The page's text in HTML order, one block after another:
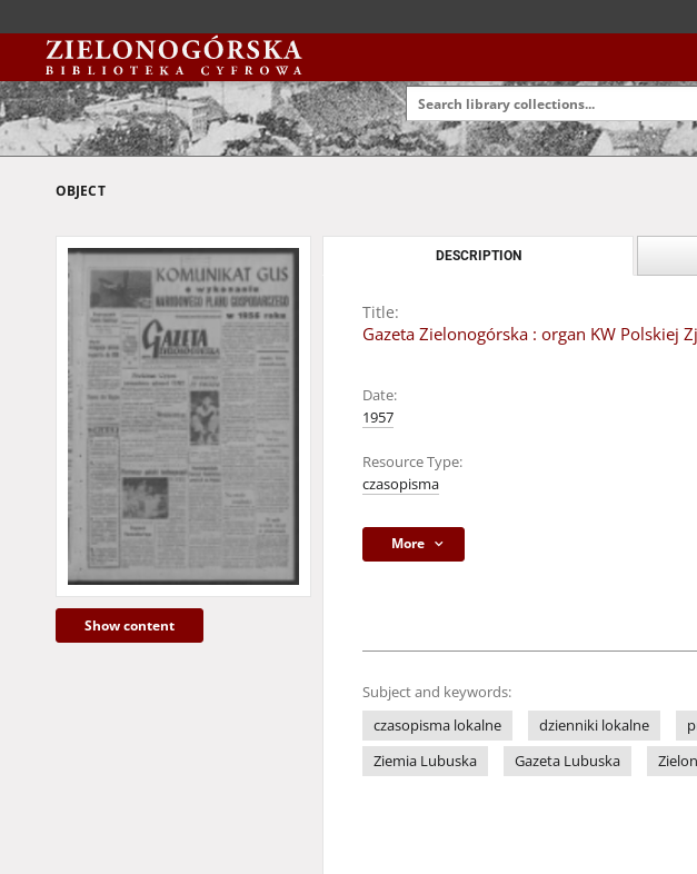
OBJECT
Show content
DESCRIPTION
Title:
Gazeta Zielonogórska : organ KW Polskiej
Date:
1957
Resource Type:
czasopisma
More
Subject and keywords:
czasopisma lokalne
dzienniki lokalne
Ziemia Lubuska
Gazeta Lubuska